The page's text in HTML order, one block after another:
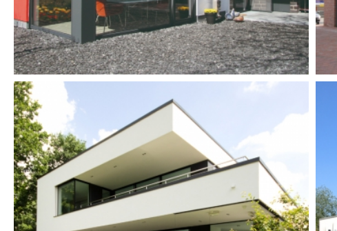
EXKLUSIVES
EINFAMILIENHAUS MIT